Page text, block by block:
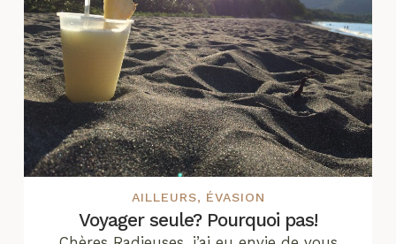
AILLEURS, ÉVASION
Voyager seule? Pourquoi pas!